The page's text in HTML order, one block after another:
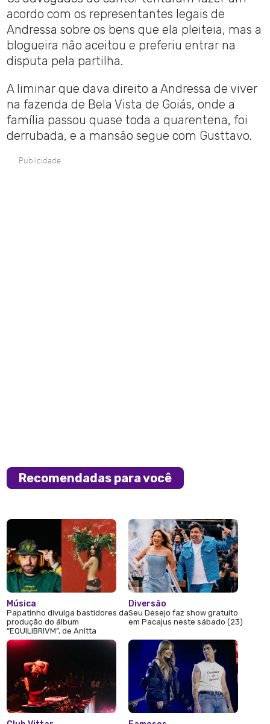
acordo com os representantes legais de
Andressa sobre os bens que ela pleiteia, mas a
blogueira não aceitou e preferiu entrar na
disputa pela partilha.
A liminar que dava direito a Andressa de viver
na fazenda de Bela Vista de Goiás, onde a
família passou quase toda a quarentena, foi
derrubada, e a mansão segue com Gusttavo.
Publicidade
Recomendadas para você
Música
Papatinho divulga bastidores da
produção do álbum
“EQUILIBRIVM”, de Anitta
Diversão
Seu Desejo faz show gratuito
em Pacajus neste sábado (23)